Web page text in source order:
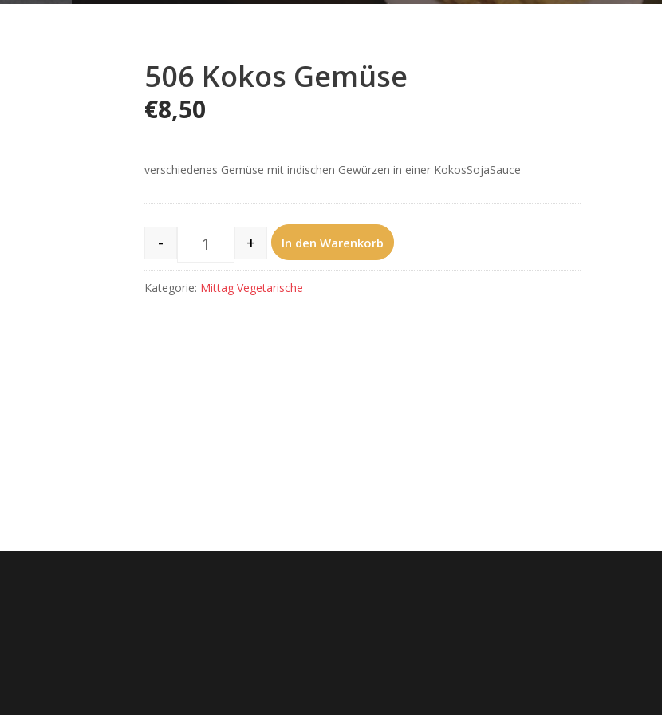
506 Kokos Gemüse
€8,50
verschiedenes Gemüse mit indischen Gewürzen in einer KokosSojaSauce
506 Kokos Gemüse Menge
- + In den Warenkorb
Kategorie: Mittag Vegetarische